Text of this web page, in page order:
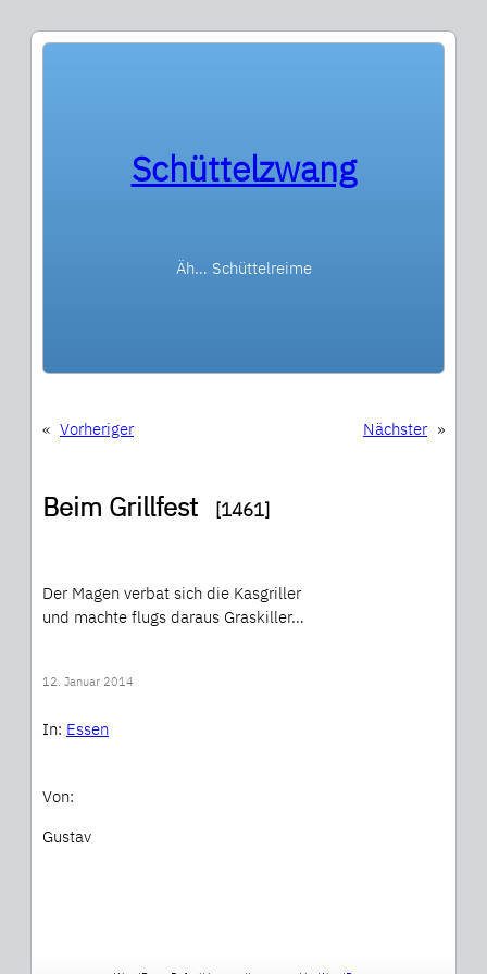
Schüttelzwang
Äh… Schüttelreime
« Vorheriger Nächster »
Beim Grillfest [1461]
Der Magen verbat sich die Kasgriller
und machte flugs daraus Graskiller…
12. Januar 2014
In: Essen
Von:
Gustav